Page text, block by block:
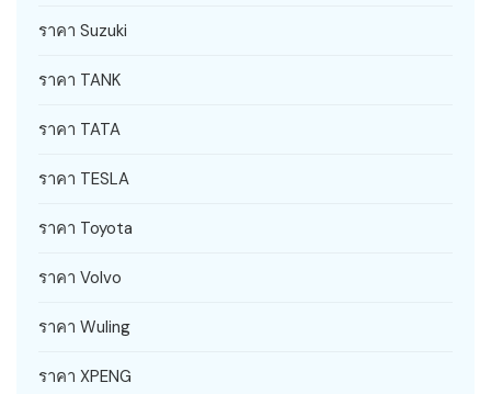
ราคา Suzuki
ราคา TANK
ราคา TATA
ราคา TESLA
ราคา Toyota
ราคา Volvo
ราคา Wuling
ราคา XPENG